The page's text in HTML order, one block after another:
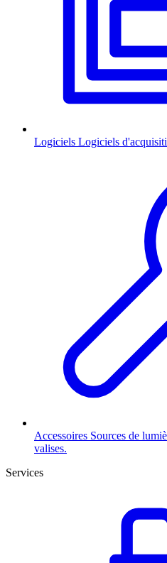
Logiciels Logiciels
Accessoires Sources de
valises.
Services